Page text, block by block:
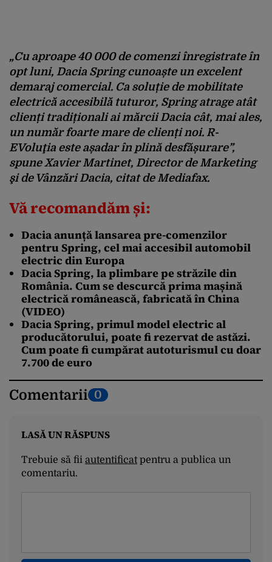
„Cu aproape 40 000 de comenzi înregistrate în
opt luni, Dacia Spring cunoaște un excelent
demaraj comercial. Ca soluție de mobilitate
electrică accesibilă tuturor, Spring atrage atât
clienți tradiționali ai mărcii Dacia cât, mai ales,
un număr foarte mare de clienți noi. R-
EVoluţia este așadar în plină desfășurare”,
spune Xavier Martinet, Director de Marketing
şi de Vânzări Dacia, citat de Mediafax.
Vă recomandăm și:
Dacia anunță lansarea pre-comenzilor
pentru Spring, cel mai accesibil automobil
electric din Europa
Dacia Spring, la plimbare pe străzile din
România. Cum se descurcă prima mașină
electrică românească, fabricată în China
(VIDEO)
Dacia Spring, primul model electric al
producătorului, poate fi rezervat de astăzi.
Cum poate fi cumpărat autoturismul cu doar
7.700 de euro
Comentarii 0
LASĂ UN RĂSPUNS
Trebuie să fii autentificatpentru a publica un
comentariu.